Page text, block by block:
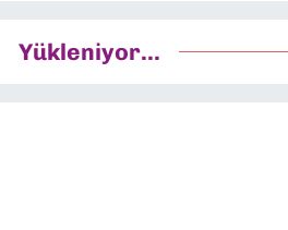
Yükleniyor...